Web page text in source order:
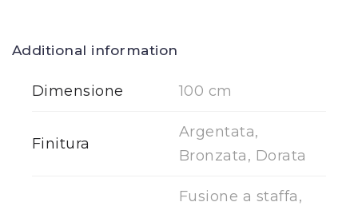
Additional information
Dimensione 100 cm
Finitura
Argentata,
Bronzata, Dorata
Fusione a staffa,